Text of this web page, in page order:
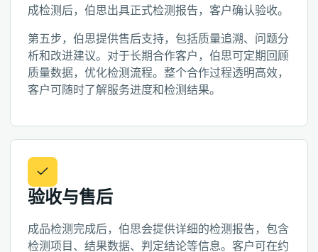
成检测后，伯思出具正式检测报告，客户确认验收。
第五步，伯思提供售后支持，包括质量追溯、问题分
析和改进建议。对于长期合作客户，伯思可定期回顾
质量数据，优化检测流程。整个合作过程透明高效，
客户可随时了解服务进度和检测结果。
验收与售后
成品检测完成后，伯思会提供详细的检测报告，包含
检测项目、结果数据、判定结论等信息。客户可在约